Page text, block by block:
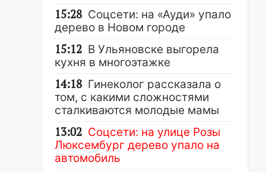
15:28 Соцсети: на «Ауди» упало
дерево в Новом городе
15:12 В Ульяновске выгорела
кухня в многоэтажке
14:18 Гинеколог рассказала о
том, с какими сложностями
сталкиваются молодые мамы
13:02 Соцсети: на улице Розы
Люксембург дерево упало на
автомобиль